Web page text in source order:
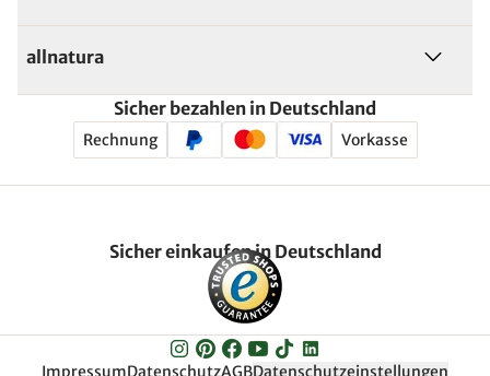
allnatura
Sicher bezahlen in Deutschland
Rechnung Vorkasse
Sicher einkaufen in Deutschland
ImpressumDatenschutzAGBDatenschutzeinstellungen